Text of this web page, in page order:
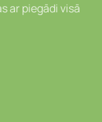
ar piegādi visā